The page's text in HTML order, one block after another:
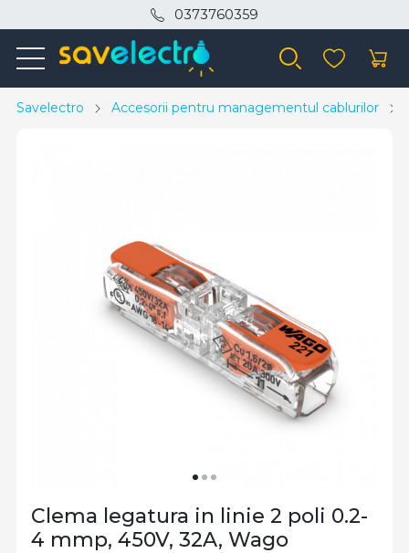
0373760359
Savelectro Accesorii pentru managementul cablurilor
Clema legatura in linie 2 poli 0.2-
4 mmp, 450V, 32A, Wago